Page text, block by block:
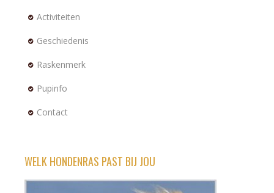
Activiteiten
Geschiedenis
Raskenmerk
Pupinfo
Contact
WELK HONDENRAS PAST BIJ JOU